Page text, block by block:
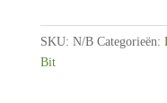
SKU: N/B Categorieën:
Bit